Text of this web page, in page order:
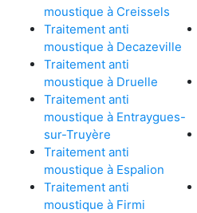
moustique à Creissels
Traitement anti
moustique à Decazeville
Traitement anti
moustique à Druelle
Traitement anti
moustique à Entraygues-
sur-Truyère
Traitement anti
moustique à Espalion
Traitement anti
moustique à Firmi